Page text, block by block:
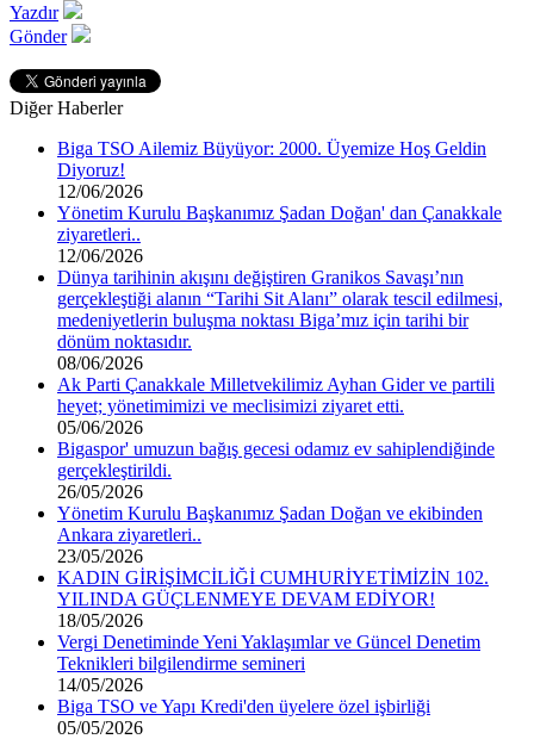
Yazdır
Gönder
Diğer Haberler
Biga TSO Ailemiz Büyüyor: 2000. Üyemize Hoş Geldin
Diyoruz!
12/06/2026
Yönetim Kurulu Başkanımız Şadan Doğan' dan Çanakkale
ziyaretleri..
12/06/2026
Dünya tarihinin akışını değiştiren Granikos Savaşı’nın
gerçekleştiği alanın “Tarihi Sit Alanı” olarak tescil edilmesi,
medeniyetlerin buluşma noktası Biga’mız için tarihi bir
dönüm noktasıdır.
08/06/2026
Ak Parti Çanakkale Milletvekilimiz Ayhan Gider ve partili
heyet; yönetimimizi ve meclisimizi ziyaret etti.
05/06/2026
Bigaspor' umuzun bağış gecesi odamız ev sahiplendiğinde
gerçekleştirildi.
26/05/2026
Yönetim Kurulu Başkanımız Şadan Doğan ve ekibinden
Ankara ziyaretleri..
23/05/2026
KADIN GİRİŞİMCİLİĞİ CUMHURİYETİMİZİN 102.
YILINDA GÜÇLENMEYE DEVAM EDİYOR!
18/05/2026
Vergi Denetiminde Yeni Yaklaşımlar ve Güncel Denetim
Teknikleri bilgilendirme semineri
14/05/2026
Biga TSO ve Yapı Kredi'den üyelere özel işbirliği
05/05/2026